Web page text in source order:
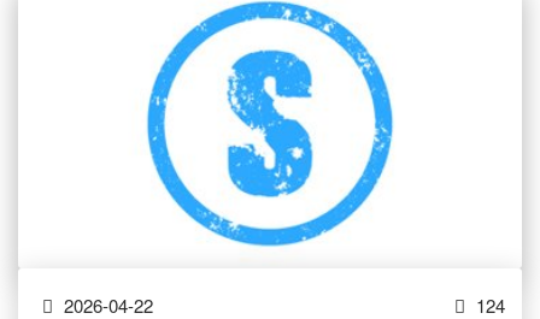
2026-04-22 124